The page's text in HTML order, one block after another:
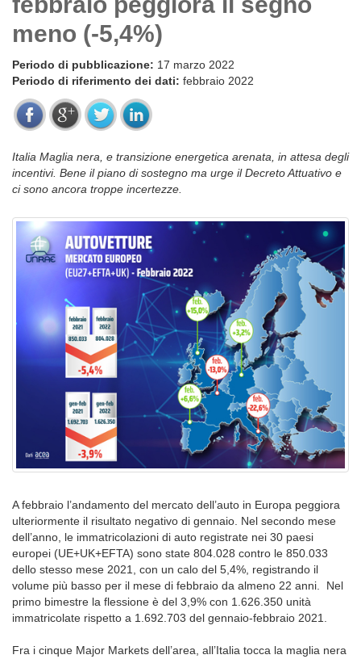
meno (-5,4%)
Periodo di pubblicazione: 17 marzo 2022
Periodo di riferimento dei dati: febbraio 2022
Italia Maglia nera, e transizione energetica arenata, in attesa degli
incentivi. Bene il piano di sostegno ma urge il Decreto Attuativo e
ci sono ancora troppe incertezze.
A febbraio l’andamento del mercato dell’auto in Europa peggiora
ulteriormente il risultato negativo di gennaio. Nel secondo mese
dell’anno, le immatricolazioni di auto registrate nei 30 paesi
europei (UE+UK+EFTA) sono state 804.028 contro le 850.033
dello stesso mese 2021, con un calo del 5,4%, registrando il
volume più basso per il mese di febbraio da almeno 22 anni. Nel
primo bimestre la flessione è del 3,9% con 1.626.350 unità
immatricolate rispetto a 1.692.703 del gennaio-febbraio 2021.
Fra i cinque Major Markets dell’area, all’Italia tocca la maglia nera